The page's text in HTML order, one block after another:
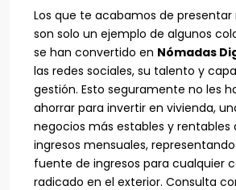
Los que te acabamos de presentar
son solo un ejemplo de algunos
se han convertido en Nómadas
las redes sociales, su talento y
gestión. Esto seguramente no les
ahorrar para invertir en vivienda,
negocios más estables y rentables
ingresos mensuales,
fuente de ingresos para cualquier
radicado en el exterior. Consulta